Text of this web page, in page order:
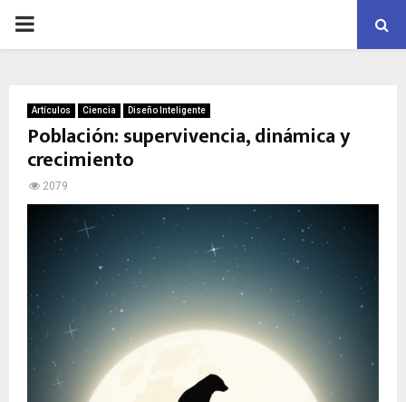
PRIMARY
Artículos Ciencia Diseño Inteligente
Población: supervivencia, dinámica y
crecimiento
2079